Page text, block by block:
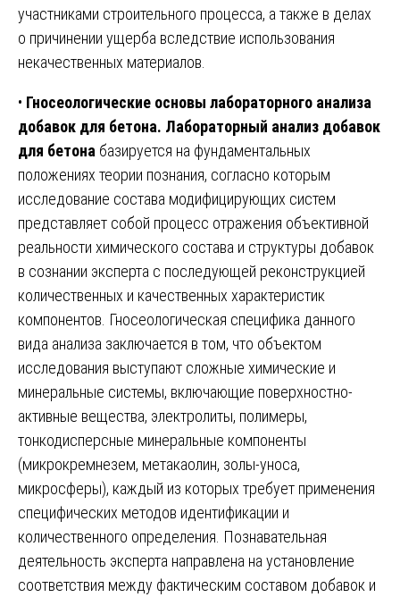
участниками строительного процесса, а также в делах
о причинении ущерба вследствие использования
некачественных материалов.
• Гносеологические основы лабораторного анализа
добавок для бетона. Лабораторный анализ добавок
для бетона базируется на фундаментальных
положениях теории познания, согласно которым
исследование состава модифицирующих систем
представляет собой процесс отражения объективной
реальности химического состава и структуры добавок
в сознании эксперта с последующей реконструкцией
количественных и качественных характеристик
компонентов. Гносеологическая специфика данного
вида анализа заключается в том, что объектом
исследования выступают сложные химические и
минеральные системы, включающие поверхностно-
активные вещества, электролиты, полимеры,
тонкодисперсные минеральные компоненты
(микрокремнезем, метакаолин, золы-уноса,
микросферы), каждый из которых требует применения
специфических методов идентификации и
количественного определения. Познавательная
деятельность эксперта направлена на установление
соответствия между фактическим составом добавок и